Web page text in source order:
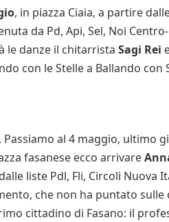
, in piazza Ciaia, a partire
da Pd, Api, Sel, Noi
le danze il chitarrista Sagi Rei
con le Stelle a Ballando con
Passiamo al 4 maggio, ultimo
fasanese ecco arrivare
liste Pdl, Fli, Circoli Nuova
che non ha puntato
cittadino di Fasano: il